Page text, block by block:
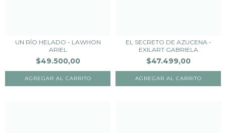
UN RÍO HELADO - LAWHON
ARIEL
$49.500,00
EL SECRETO DE AZUCENA -
EXILART GABRIELA
$47.499,00